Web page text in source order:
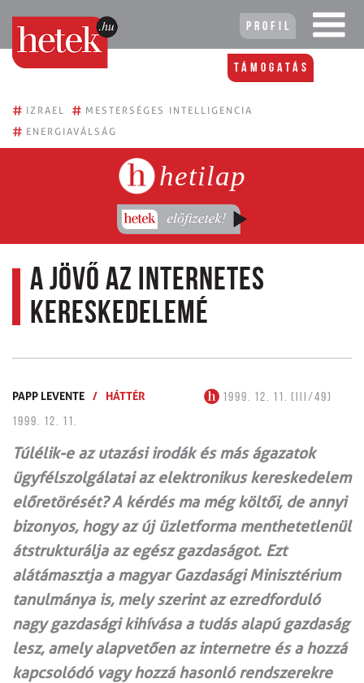
Profil
Támogatás
# IZRAEL # MESTERSÉGES INTELLIGENCIA
# ENERGIAVÁLSÁG
hetilap
A jövő az internetes
kereskedelemé
PAPP LEVENTE / HÁTTÉR
1999. 12. 11. (III/49)
1999. 12. 11.
Túlélik-e az utazási irodák és más ágazatok
ügyfélszolgálatai az elektronikus kereskedelem
előretörését? A kérdés ma még költői, de annyi
bizonyos, hogy az új üzletforma menthetetlenül
átstrukturálja az egész gazdaságot. Ezt
alátámasztja a magyar Gazdasági Minisztérium
tanulmánya is, mely szerint az ezredforduló
nagy gazdasági kihívása a tudás alapú gazdaság
lesz, amely alapvetően az internetre és a hozzá
kapcsolódó vagy hozzá hasonló rendszerekre